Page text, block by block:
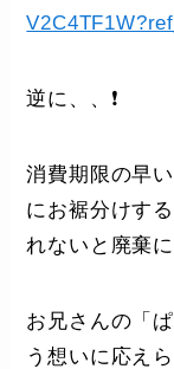
逆に、、❗️
消費期限の早
にお裾分けす
れないと廃棄
お兄さんの「
う想いに応え